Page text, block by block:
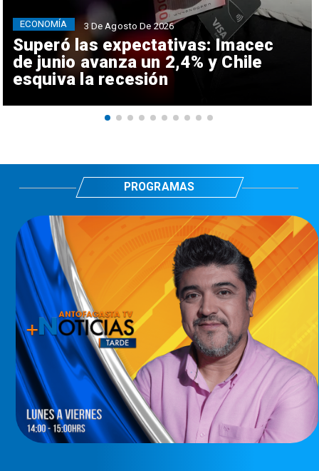
Superó las expectativas: Imacec
de junio avanza un 2,4% y Chile
esquiva la recesión
ECONOMÍA 3 De Agosto De 2026
PROGRAMAS